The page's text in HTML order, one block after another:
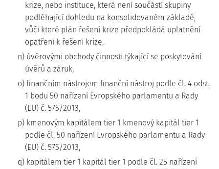
krize, nebo instituce, která není součástí skupiny
podléhající dohledu na konsolidovaném základě,
vůči které plán řešení krize předpokládá uplatnění
opatření k řešení krize,
n) úvěrovými obchody činnosti týkající se poskytování
úvěrů a záruk,
o) finančním nástrojem finanční nástroj podle čl. 4 odst.
1 bodu 50 nařízení Evropského parlamentu a Rady
(EU) č. 575/2013,
p) kmenovým kapitálem tier 1 kmenový kapitál tier 1
podle čl. 50 nařízení Evropského parlamentu a Rady
(EU) č. 575/2013,
q) kapitálem tier 1 kapitál tier 1 podle čl. 25 nařízení